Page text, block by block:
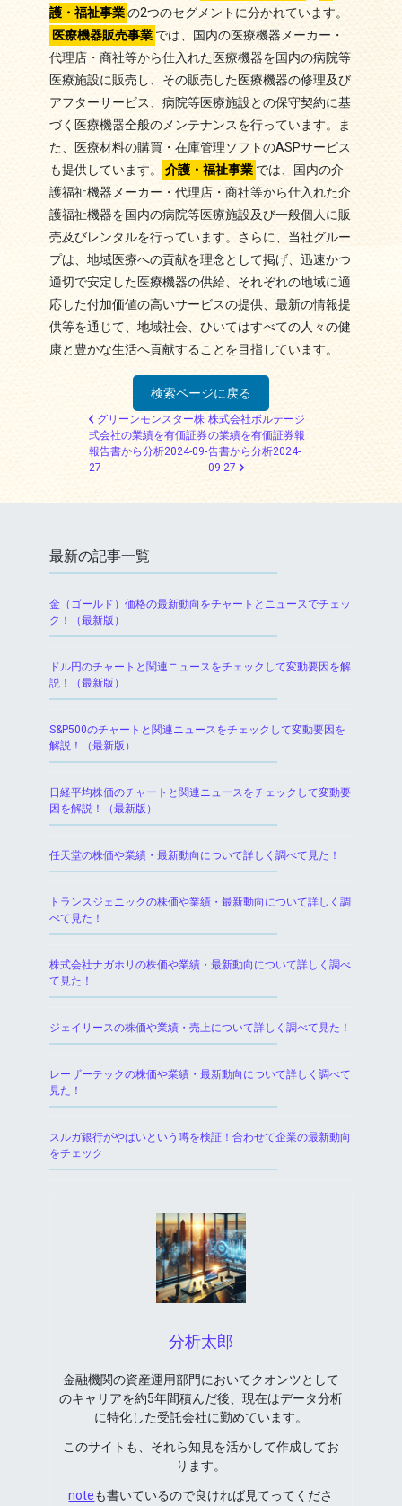
護・福祉事業の2つのセグメントに分かれています。
医療機器販売事業 では、国内の医療機器メーカー・
代理店・商社等から仕入れた医療機器を国内の病院等
医療施設に販売し、その販売した医療機器の修理及び
アフターサービス、病院等医療施設との保守契約に基
づく医療機器全般のメンテナンスを行っています。ま
た、医療材料の購買・在庫管理ソフトのASPサービス
も提供しています。
介護・福祉事業 では、国内の介
護福祉機器メーカー・代理店・商社等から仕入れた介
護福祉機器を国内の病院等医療施設及び一般個人に販
売及びレンタルを行っています。さらに、当社グルー
プは、地域医療への貢献を理念として掲げ、迅速かつ
適切で安定した医療機器の供給、それぞれの地域に適
応した付加価値の高いサービスの提供、最新の情報提
供等を通じて、地域社会、ひいてはすべての人々の健
康と豊かな生活へ貢献することを目指しています。
検索ページに戻る
投稿ナビゲーション
グリーンモンスター株
式会社の業績を有価証券
報告書から分析2024-09-
27
株式会社ボルテージ
の業績を有価証券報
告書から分析2024-
09-27
最新の記事一覧
金（ゴールド）価格の最新動向をチャートとニュースでチェッ
ク！（最新版）
ドル円のチャートと関連ニュースをチェックして変動要因を解
説！（最新版）
S&P500のチャートと関連ニュースをチェックして変動要因を
解説！（最新版）
日経平均株価のチャートと関連ニュースをチェックして変動要
因を解説！（最新版）
任天堂の株価や業績・最新動向について詳しく調べて見た！
トランスジェニックの株価や業績・最新動向について詳しく調
べて見た！
株式会社ナガホリの株価や業績・最新動向について詳しく調べ
て見た！
ジェイリースの株価や業績・売上について詳しく調べて見た！
レーザーテックの株価や業績・最新動向について詳しく調べて
見た！
スルガ銀行がやばいという噂を検証！合わせて企業の最新動向
をチェック
分析太郎
金融機関の資産運用部門においてクオンツとして
のキャリアを約5年間積んだ後、現在はデータ分析
に特化した受託会社に勤めています。
このサイトも、それら知見を活かして作成してお
ります。
noteも書いているので良ければ見てってくださ